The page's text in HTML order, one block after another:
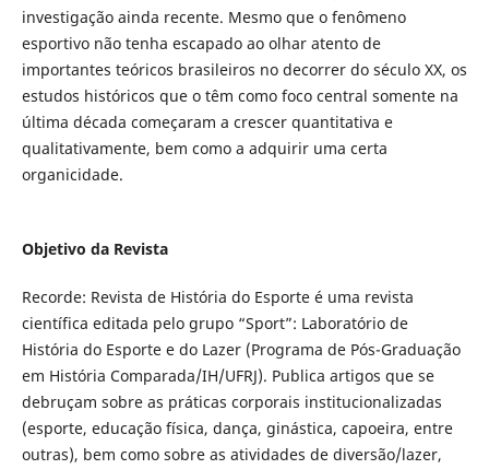
investigação ainda recente. Mesmo que o fenômeno
esportivo não tenha escapado ao olhar atento de
importantes teóricos brasileiros no decorrer do século XX, os
estudos históricos que o têm como foco central somente na
última década começaram a crescer quantitativa e
qualitativamente, bem como a adquirir uma certa
organicidade.
Objetivo da Revista
Recorde: Revista de História do Esporte é uma revista
científica editada pelo grupo “Sport”: Laboratório de
História do Esporte e do Lazer (Programa de Pós-Graduação
em História Comparada/IH/UFRJ). Publica artigos que se
debruçam sobre as práticas corporais institucionalizadas
(esporte, educação física, dança, ginástica, capoeira, entre
outras), bem como sobre as atividades de diversão/lazer,